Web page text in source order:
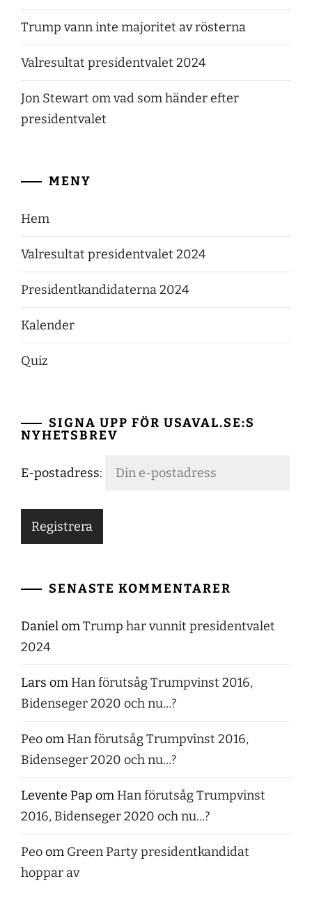
Trump vann inte majoritet av rösterna
Valresultat presidentvalet 2024
Jon Stewart om vad som händer efter
presidentvalet
MENY
Hem
Valresultat presidentvalet 2024
Presidentkandidaterna 2024
Kalender
Quiz
SIGNA UPP FÖR USAVAL.SE:S
NYHETSBREV
E-postadress:
SENASTE KOMMENTARER
DanielomTrump har vunnit presidentvalet
2024
Lars om Han förutsåg Trumpvinst 2016,
Bidenseger 2020 och nu…?
Peoom Han förutsåg Trumpvinst 2016,
Bidenseger 2020 och nu…?
Levente Pap om Han förutsåg Trumpvinst
2016, Bidenseger 2020 och nu…?
Peoom Green Party presidentkandidat
hoppar av